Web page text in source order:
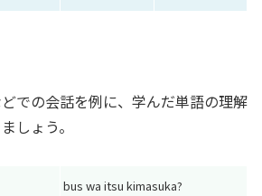
での会話を例に、学んだ単語の理解
しょう。
bus wa itsu kimasuka?